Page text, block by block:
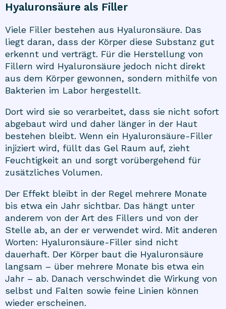
Hyaluronsäure als Filler
Viele Filler bestehen aus Hyaluronsäure. Das
liegt daran, dass der Körper diese Substanz gut
erkennt und verträgt. Für die Herstellung von
Fillern wird Hyaluronsäure jedoch nicht direkt
aus dem Körper gewonnen, sondern mithilfe von
Bakterien im Labor hergestellt.
Dort wird sie so verarbeitet, dass sie nicht sofort
abgebaut wird und daher länger in der Haut
bestehen bleibt. Wenn ein Hyaluronsäure-Filler
injiziert wird, füllt das Gel Raum auf, zieht
Feuchtigkeit an und sorgt vorübergehend für
zusätzliches Volumen.
Der Effekt bleibt in der Regel mehrere Monate
bis etwa ein Jahr sichtbar. Das hängt unter
anderem von der Art des Fillers und von der
Stelle ab, an der er verwendet wird. Mit anderen
Worten: Hyaluronsäure-Filler sind nicht
dauerhaft. Der Körper baut die Hyaluronsäure
langsam – über mehrere Monate bis etwa ein
Jahr – ab. Danach verschwindet die Wirkung von
selbst und Falten sowie feine Linien können
wieder erscheinen.